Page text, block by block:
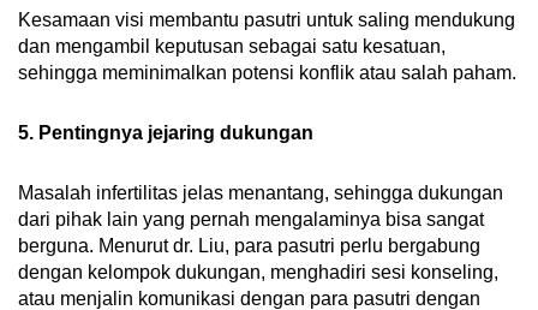
Kesamaan visi membantu pasutri untuk saling mendukung
dan mengambil keputusan sebagai satu kesatuan,
sehingga meminimalkan potensi konflik atau salah paham.
5. Pentingnya jejaring dukungan
Masalah infertilitas jelas menantang, sehingga dukungan
dari pihak lain yang pernah mengalaminya bisa sangat
berguna. Menurut dr. Liu, para pasutri perlu bergabung
dengan kelompok dukungan, menghadiri sesi konseling,
atau menjalin komunikasi dengan para pasutri dengan